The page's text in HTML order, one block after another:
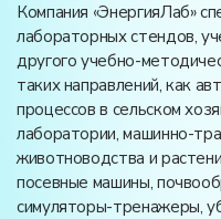
Компания «ЭнергияЛаб»
лабораторных стендов,
другого учебно-
таких направлений, как
процессов в сельском
лаборатории, машинно-
животноводства и
посевные машины,
симуляторы-тренажеры,